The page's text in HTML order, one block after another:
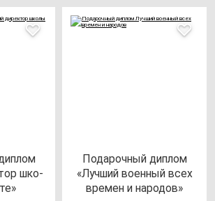
шко­
Пода­роч­ный дип­лом
«Луч­ший во­ен­ный всех
вре­мен и на­ро­дов»